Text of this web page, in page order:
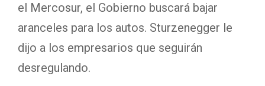
el Mercosur, el Gobierno buscará bajar
aranceles para los autos. Sturzenegger le
dijo a los empresarios que seguirán
desregulando.